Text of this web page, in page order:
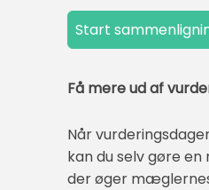
Få mere ud af
Når
kan du selv gøre
der øger